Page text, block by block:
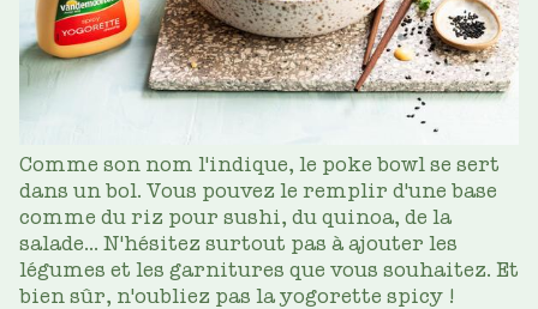
Comme son nom l'indique, le poke bowl se sert
dans un bol. Vous pouvez le remplir d'une base
comme du riz pour sushi, du quinoa, de la
salade... N'hésitez surtout pas à ajouter les
légumes et les garnitures que vous souhaitez. Et
bien sûr, n'oubliez pas la yogorette spicy !